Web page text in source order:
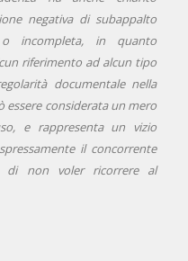
negativa di subappalto
incompleta, in quanto
riferimento ad alcun tipo
documentale nella
essere considerata un mero
e rappresenta un vizio
il concorrente
di non voler ricorrere al